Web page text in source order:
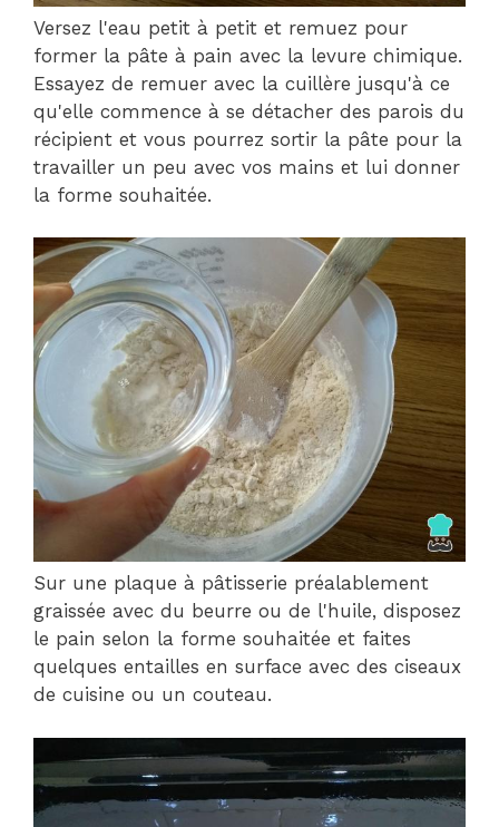
Versez l'eau petit à petit et remuez pour
former la pâte à pain avec la levure chimique.
Essayez de remuer avec la cuillère jusqu'à ce
qu'elle commence à se détacher des parois du
récipient et vous pourrez sortir la pâte pour la
travailler un peu avec vos mains et lui donner
la forme souhaitée.
Sur une plaque à pâtisserie préalablement
graissée avec du beurre ou de l'huile, disposez
le pain selon la forme souhaitée et faites
quelques entailles en surface avec des ciseaux
de cuisine ou un couteau.